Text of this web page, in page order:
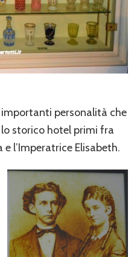
personalità che
storico hotel primi fra
l’Imperatrice Elisabeth.